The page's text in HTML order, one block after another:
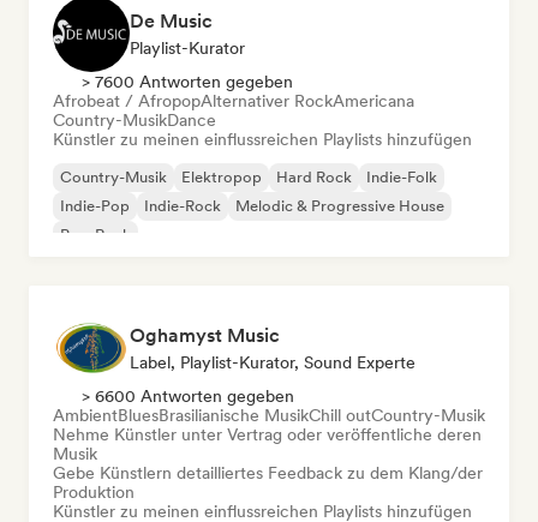
De Music
Playlist-Kurator
> 7600 Antworten gegeben
Afrobeat / AfropopAlternativer RockAmericana
Country-MusikDance
Künstler zu meinen einflussreichen Playlists hinzufügen
Country-Musik Elektropop Hard Rock
Indie-Folk
Indie-Pop
Indie-Rock
Melodic & Progressive House
Pop-Rock
Oghamyst Music
Label, Playlist-Kurator, Sound Experte
> 6600 Antworten gegeben
AmbientBluesBrasilianische MusikChill outCountry-Musik
Nehme Künstler unter Vertrag oder veröffentliche deren
Musik
Gebe Künstlern detailliertes Feedback zu dem Klang/der
Produktion
Künstler zu meinen einflussreichen Playlists hinzufügen